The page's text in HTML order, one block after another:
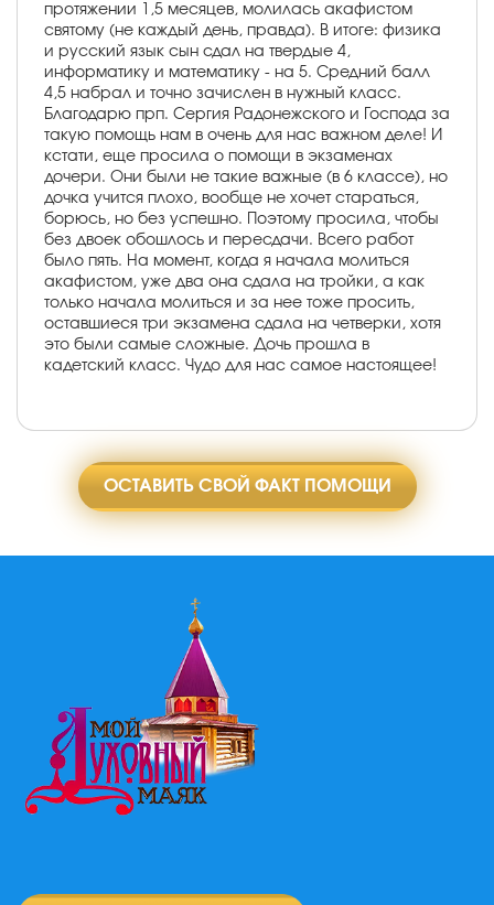
протяжении 1,5 месяцев, молилась акафистом
святому (не каждый день, правда). В итоге: физика
и русский язык сын сдал на твердые 4,
информатику и математику - на 5. Средний балл
4,5 набрал и точно зачислен в нужный класс.
Благодарю прп. Сергия Радонежского и Господа за
такую помощь нам в очень для нас важном деле! И
кстати, еще просила о помощи в экзаменах
дочери. Они были не такие важные (в 6 классе), но
дочка учится плохо, вообще не хочет стараться,
борюсь, но без успешно. Поэтому просила, чтобы
без двоек обошлось и пересдачи. Всего работ
было пять. На момент, когда я начала молиться
акафистом, уже два она сдала на тройки, а как
только начала молиться и за нее тоже просить,
оставшиеся три экзамена сдала на четверки, хотя
это были самые сложные. Дочь прошла в
кадетский класс. Чудо для нас самое настоящее!
ОСТАВИТЬ СВОЙ ФАКТ ПОМОЩИ